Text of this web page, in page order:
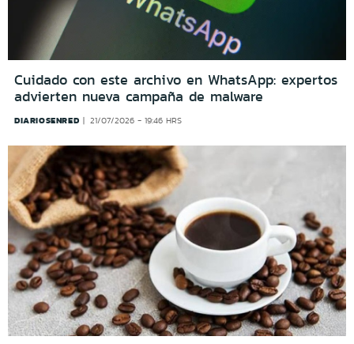
Cuidado con este archivo en WhatsApp: expertos
advierten nueva campaña de malware
DIARIOSENRED 21/07/2026 - 19:46 HRS